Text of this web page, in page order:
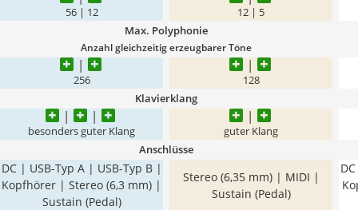
56 | 12 12 | 5
Max. Polyphonie
Anzahl gleichzeitig erzeugbarer Töne
256 128
Klavierklang
besonders guter Klang guter Klang
Anschlüsse
DC | USB-Typ A | USB-Typ B |
Kopfhörer | Stereo (6,3 mm) |
Sustain (Pedal)
Stereo (6,35 mm) | MIDI |
Sustain (Pedal)